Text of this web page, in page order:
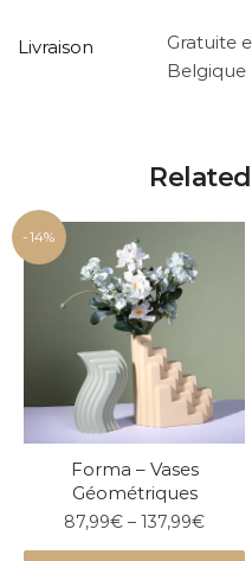
Livraison
Gratuite
Belgique
-14%
Forma – Vases
Géométriques
87,99€ –137,99€